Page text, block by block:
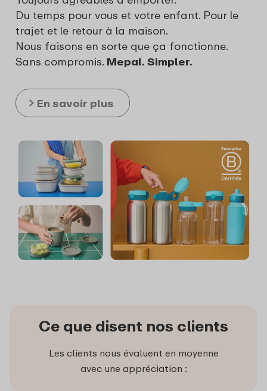
Du temps pour vous et votre enfant. Pour le
trajet et le retour à la maison.
Nous faisons en sorte que ça fonctionne.
Sans compromis. Mepal. Simpler.
En savoir plus
Ce que disent nos clients
Les clients nous évaluent en moyenne
avec une appréciation :